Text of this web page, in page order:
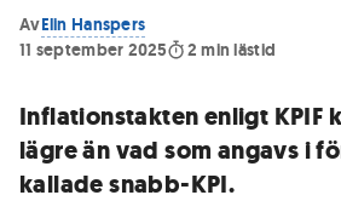
AvElin Hanspers
11 september 2025
2 min lästid
Inflationstakten enligt KPIF
lägre än vad som angavs i
kallade snabb-KPI.